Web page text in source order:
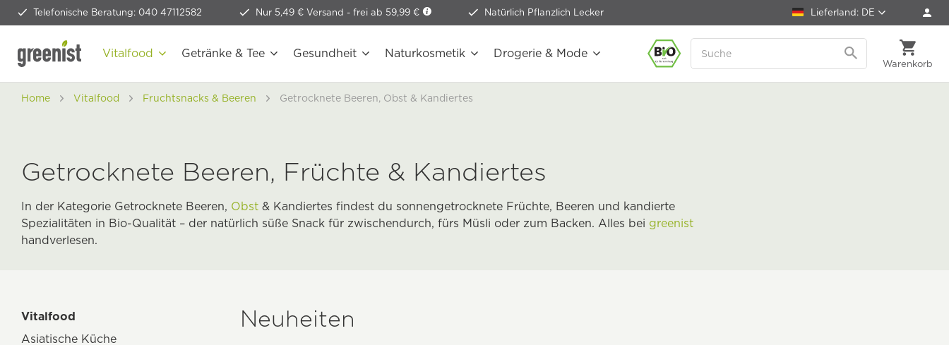
Telefonische Beratung: 040 47112582 Nur 5,49 € Versand - frei ab 59,99 € Natürlich Pflanzlich Lecker Lieferland: DE
Warenkorb
Vitalfood Getränke & Tee Gesundheit Naturkosmetik Drogerie & Mode
Home Vitalfood Fruchtsnacks & Beeren Getrocknete Beeren, Obst & Kandiertes
Getrocknete Beeren, Früchte & Kandiertes
In der Kategorie Getrocknete Beeren, Obst & Kandiertes findest du sonnengetrocknete Früchte, Beeren und kandierte
Spezialitäten in Bio-Qualität – der natürlich süße Snack für zwischendurch, fürs Müsli oder zum Backen. Alles bei greenist
handverlesen.
Vitalfood
Asiatische Küche
Neuheiten